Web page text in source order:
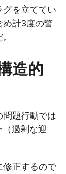
グを立ててい
め計3度の警
造的
問題行動では
過剰な迎
修正するので